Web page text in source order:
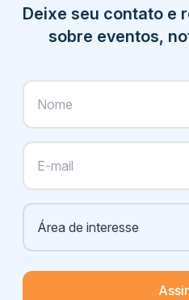
Deixe seu contato e
sobre eventos,